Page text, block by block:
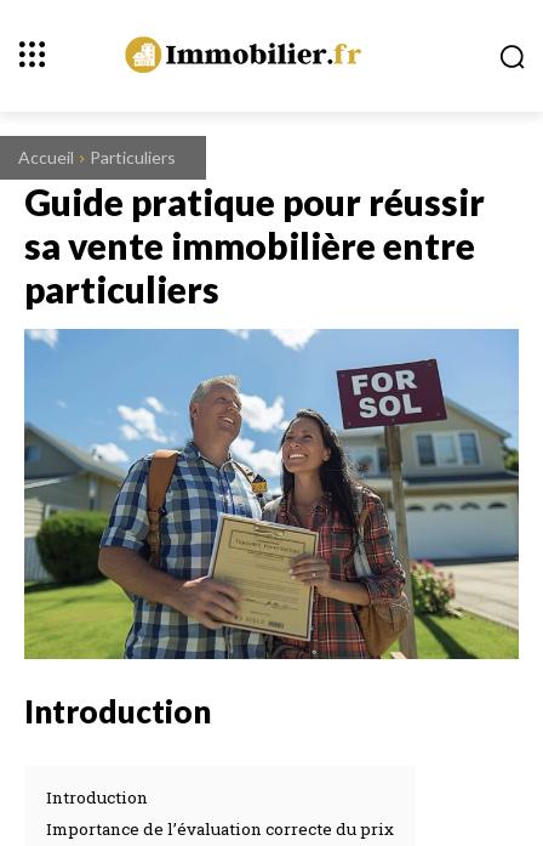
Accueil Particuliers
Guide pratique pour réussir
sa vente immobilière entre
particuliers
Introduction
Introduction
Importance de l’évaluation correcte du prix